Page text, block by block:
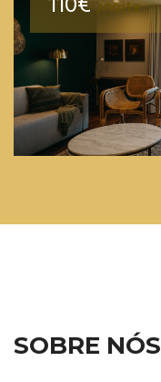
/noite
SOBRE NÓS